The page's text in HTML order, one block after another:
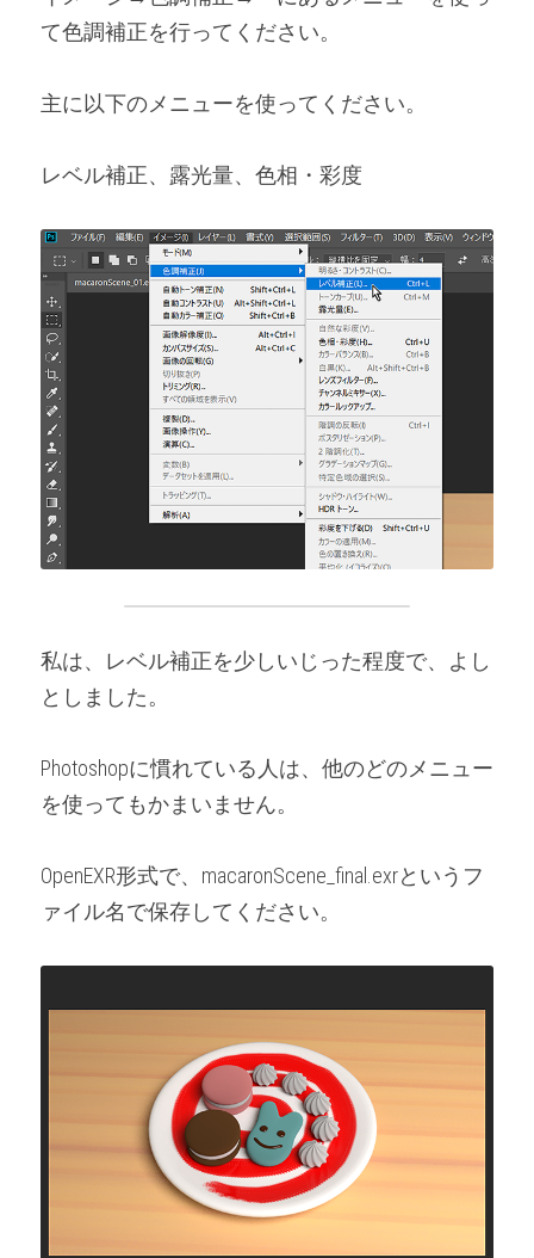
て色調補正を行ってください。
主に以下のメニューを使ってください。
レベル補正、露光量、色相・彩度
私は、レベル補正を少しいじった程度で、よし
としました。
Photoshopに慣れている人は、他のどのメニュー
を使ってもかまいません。
OpenEXR形式で、macaronScene_final.exrというフ
ァイル名で保存してください。